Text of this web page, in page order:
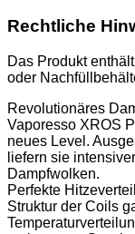
Rechtliche
Das Produkt
oder
Revolutionäres
Vaporesso XROS
neues Level.
liefern sie
Dampfwolken.
Perfekte
Struktur der Coils